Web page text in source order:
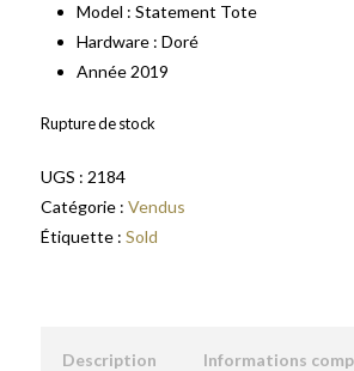
Model : Statement Tote
Hardware : Doré
Année 2019
Rupture de stock
UGS : 2184
Catégorie : Vendus
Étiquette : Sold
Description Informations